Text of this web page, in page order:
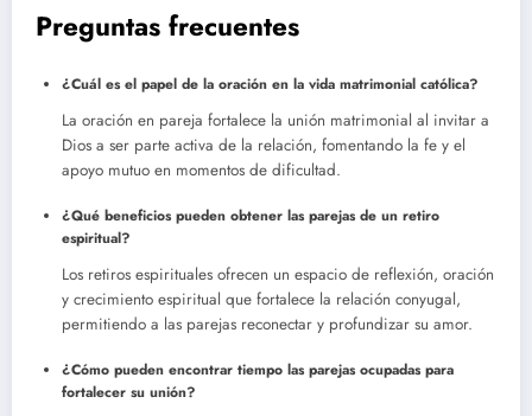
Preguntas frecuentes
¿Cuál es el papel de la oración en la vida matrimonial católica?
La oración en pareja fortalece la unión matrimonial al invitar a
Dios a ser parte activa de la relación, fomentando la fe y el
apoyo mutuo en momentos de dificultad.
¿Qué beneficios pueden obtener las parejas de un retiro
espiritual?
Los retiros espirituales ofrecen un espacio de reflexión, oración
y crecimiento espiritual que fortalece la relación conyugal,
permitiendo a las parejas reconectar y profundizar su amor.
¿Cómo pueden encontrar tiempo las parejas ocupadas para
fortalecer su unión?